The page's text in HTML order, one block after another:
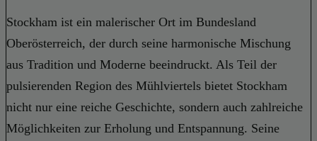
Stockham ist ein malerischer Ort im Bundesland
Oberösterreich, der durch seine harmonische Mischung
aus Tradition und Moderne beeindruckt. Als Teil der
pulsierenden Region des Mühlviertels bietet Stockham
nicht nur eine reiche Geschichte, sondern auch zahlreiche
Möglichkeiten zur Erholung und Entspannung. Seine